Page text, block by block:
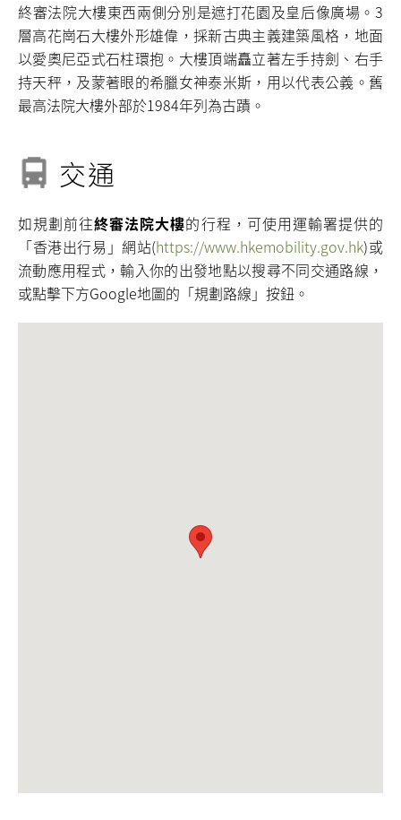
終審法院大樓東西兩側分別是遮打花園及皇后像廣場。3
層高花崗石大樓外形雄偉，採新古典主義建築風格，地面
以愛奧尼亞式石柱環抱。大樓頂端矗立著左手持劍、右手
持天秤，及蒙著眼的希臘女神泰米斯，用以代表公義。舊
最高法院大樓外部於1984年列為古蹟。
交通
如規劃前往終審法院大樓的行程，可使用運輸署提供的
「香港出行易」網站(https://www.hkemobility.gov.hk)或
流動應用程式，輸入你的出發地點以搜尋不同交通路線，
或點擊下方Google地圖的「規劃路線」按鈕。